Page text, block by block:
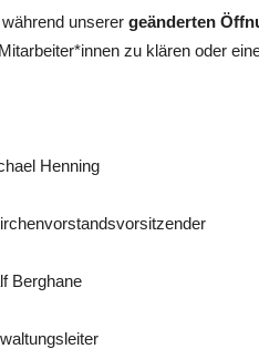
unserer geänderten
zu klären oder
Henning